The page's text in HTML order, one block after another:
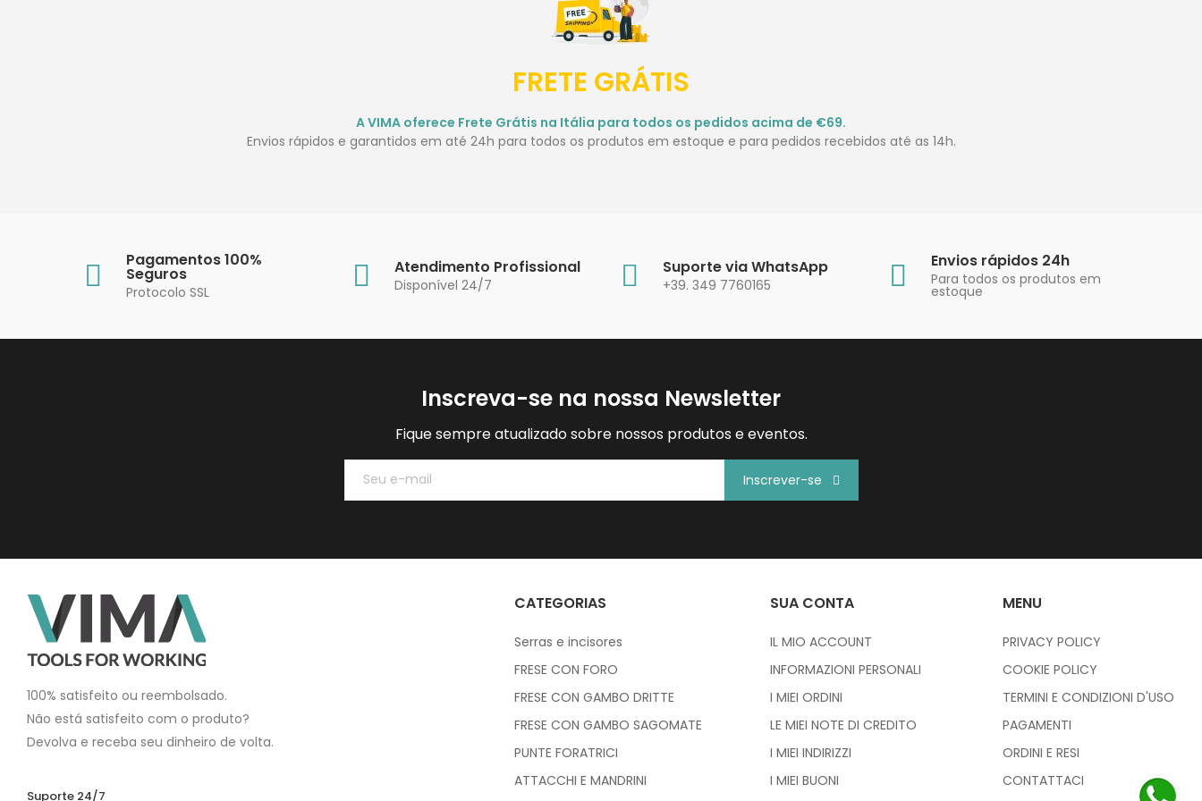
FRETE GRÁTIS
A VIMA oferece Frete Grátis na Itália para todos os pedidos acima de €69.
Envios rápidos e garantidos em até 24h para todos os produtos em estoque e para pedidos recebidos até as 14h.
Pagamentos 100%
Seguros
Protocolo SSL
Atendimento Profissional
Disponível 24/7
Suporte via WhatsApp
+39. 349 7760165
Envios rápidos 24h
Para todos os produtos em
estoque
Inscreva-se na nossa Newsletter
Fique sempre atualizado sobre nossos produtos e eventos.
Inscrever-se
100% satisfeito ou reembolsado.
Não está satisfeito com o produto?
Devolva e receba seu dinheiro de volta.
Suporte 24/7
CATEGORIAS
Serras e incisores
FRESE CON FORO
FRESE CON GAMBO DRITTE
FRESE CON GAMBO SAGOMATE
PUNTE FORATRICI
ATTACCHI E MANDRINI
SUA CONTA
IL MIO ACCOUNT
INFORMAZIONI PERSONALI
I MIEI ORDINI
LE MIEI NOTE DI CREDITO
I MIEI INDIRIZZI
I MIEI BUONI
MENU
PRIVACY POLICY
COOKIE POLICY
TERMINI E CONDIZIONI D'USO
PAGAMENTI
ORDINI E RESI
CONTATTACI